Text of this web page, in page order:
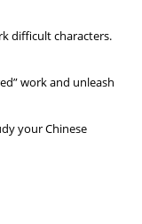
difficult characters.
work and unleash
your Chinese